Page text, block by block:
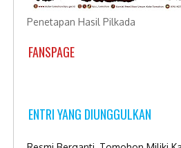
Penetapan Hasil Pilkada
FANSPAGE
ENTRI YANG DIUNGGULKAN